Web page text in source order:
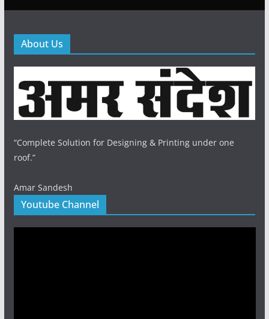
About Us
“Complete Solution for Designing & Printing under one
roof.”
Amar Sandesh
Youtube Channel